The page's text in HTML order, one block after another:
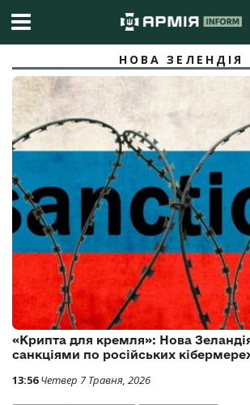
НОВА ЗЕЛЕНДІЯ
«Крипта для кремля»: Нова
санкціями по російських
13:56 Четвер 7 Травня, 2026